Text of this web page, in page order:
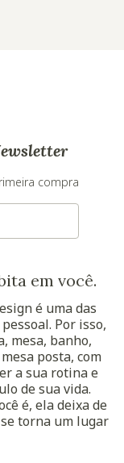
compra
em você.
é uma das
Por isso,
mesa, banho,
posta, com
a sua rotina e
de sua vida.
é, ela deixa de
torna um lugar